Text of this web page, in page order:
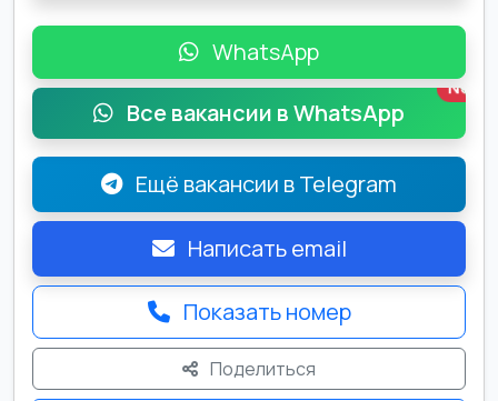
WhatsApp
Все вакансии в WhatsApp
New
Ещё вакансии в Telegram
Написать email
Показать номер
Поделиться